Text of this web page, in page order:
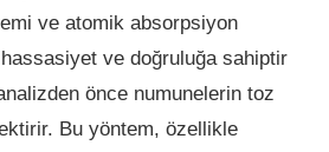
ve atomik absorpsiyon
ve doğruluğa sahiptir
önce numunelerin toz
Bu yöntem, özellikle